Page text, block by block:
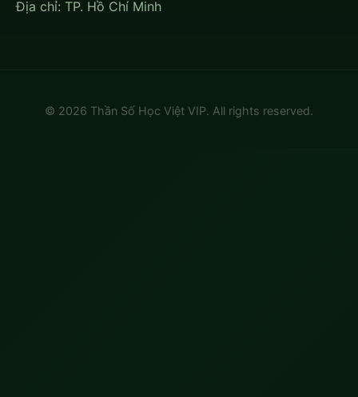
Địa chỉ: TP. Hồ Chí Minh
© 2026 Thần Số Học Việt VIP. All rights reserved.